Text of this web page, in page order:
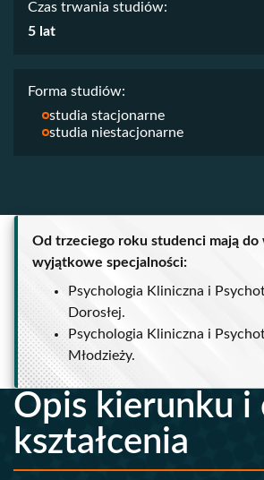
Czas trwania studiów:
5 lat
Forma studiów:
studia stacjonarne
studia niestacjonarne
Od trzeciego roku studenci mają do
wyjątkowe specjalności:
Psychologia Kliniczna i
Dorosłej.
Psychologia Kliniczna i
Młodzieży.
Opis kierunku i
kształcenia